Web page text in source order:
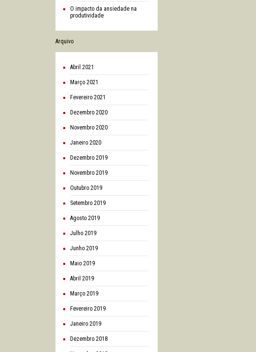
O impacto da ansiedade na
produtividade
Arquivo
abril 2021
março 2021
fevereiro 2021
dezembro 2020
novembro 2020
janeiro 2020
dezembro 2019
novembro 2019
outubro 2019
setembro 2019
agosto 2019
julho 2019
junho 2019
maio 2019
abril 2019
março 2019
fevereiro 2019
janeiro 2019
dezembro 2018